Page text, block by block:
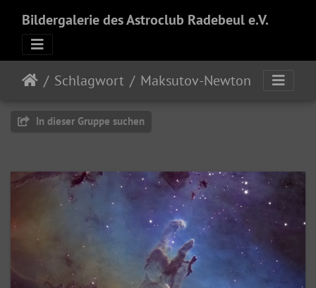
Bildergalerie des Astroclub Radebeul e.V.
Schlagwort Maksutov-Newton
In dieser Gruppe suchen